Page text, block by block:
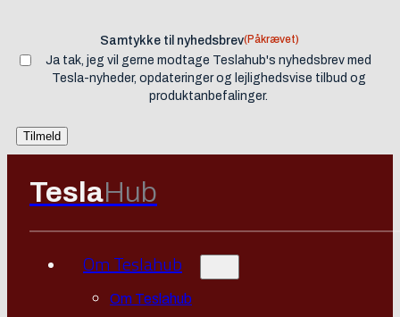
Samtykke til nyhedsbrev(Påkrævet)
Ja tak, jeg vil gerne modtage Teslahub's nyhedsbrev med
Tesla-nyheder, opdateringer og lejlighedsvise tilbud og
produktanbefalinger.
TeslaHub
Om Teslahub
Om Teslahub